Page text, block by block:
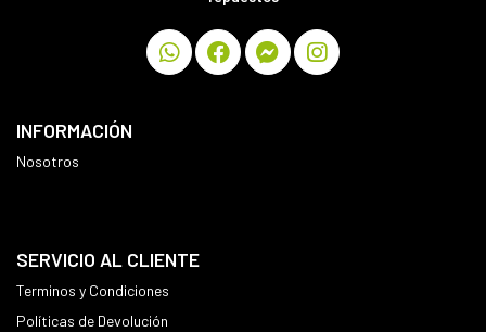
INFORMACIÓN
Nosotros
SERVICIO AL CLIENTE
Terminos y Condiciones
Políticas de Devolución